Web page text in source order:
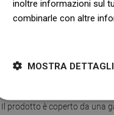
Il prodotto è coperto da una
inoltre informazioni sul
combinarle con altre
MOSTRA DETTAGLI